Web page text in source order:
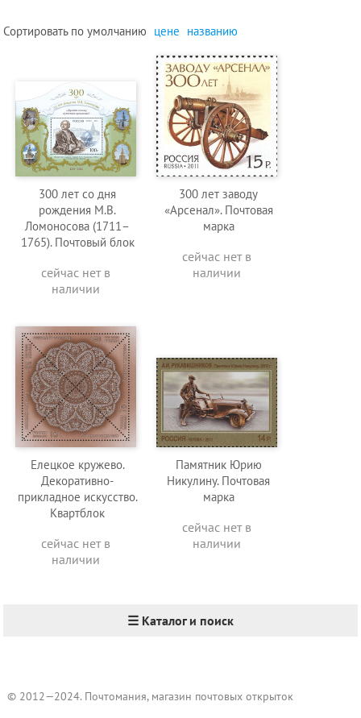
Сортировать поумолчанию цене названию
300 лет со дня
рождения М.В.
Ломоносова (1711–
1765). Почтовый блок
сейчас нет в
наличии
300 лет заводу
«Арсенал». Почтовая
марка
сейчас нет в
наличии
Елецкое кружево.
Декоративно-
прикладное искусство.
Квартблок
сейчас нет в
наличии
Памятник Юрию
Никулину. Почтовая
марка
сейчас нет в
наличии
☰ Каталог и поиск
© 2012—2024. Почтомания, магазин почтовых открыток